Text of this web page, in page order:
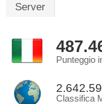
Server
Punteggio
Classifica